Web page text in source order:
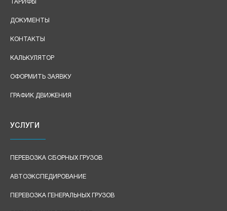
ТАРИФЫ
ДОКУМЕНТЫ
КОНТАКТЫ
КАЛЬКУЛЯТОР
ОФОРМИТЬ ЗАЯВКУ
ГРАФИК ДВИЖЕНИЯ
УСЛУГИ
ПЕРЕВОЗКА СБОРНЫХ ГРУЗОВ
АВТОЭКСПЕДИРОВАНИЕ
ПЕРЕВОЗКА ГЕНЕРАЛЬНЫХ ГРУЗОВ